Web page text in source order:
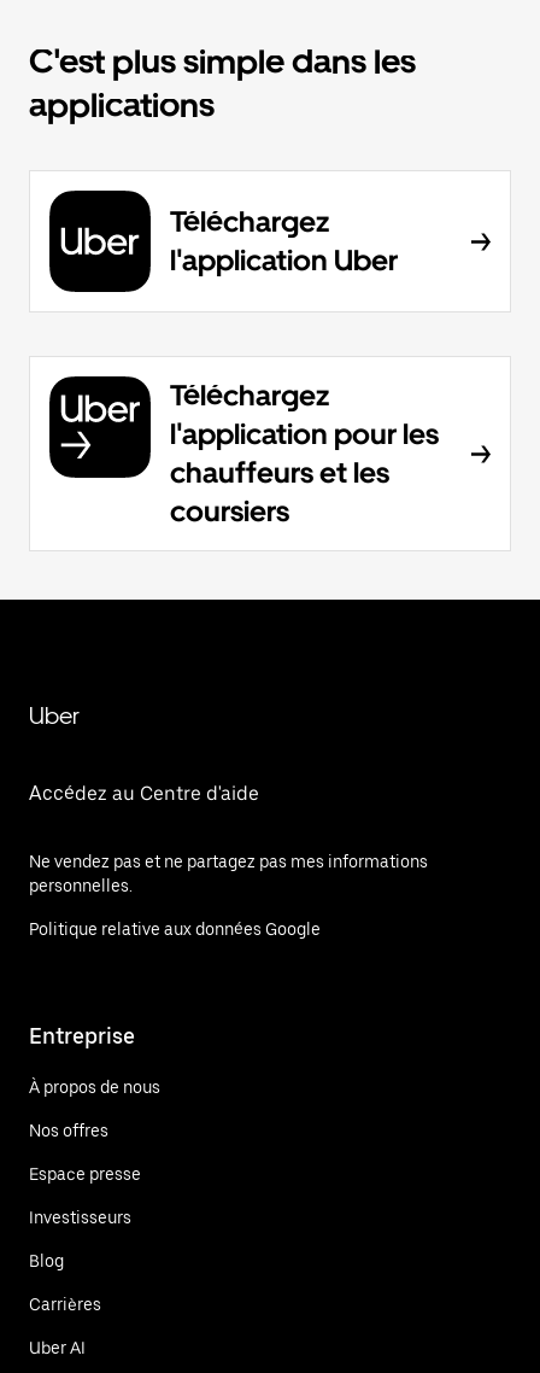
C'est plus simple dans les
applications
Téléchargez
l'application Uber
Téléchargez
l'application pour les
chauffeurs et les
coursiers
Uber
Accédez au Centre d'aide
Ne vendez pas et ne partagez pas mes informations
personnelles.
Politique relative aux données Google
Entreprise
À propos de nous
Nos offres
Espace presse
Investisseurs
Blog
Carrières
Uber AI